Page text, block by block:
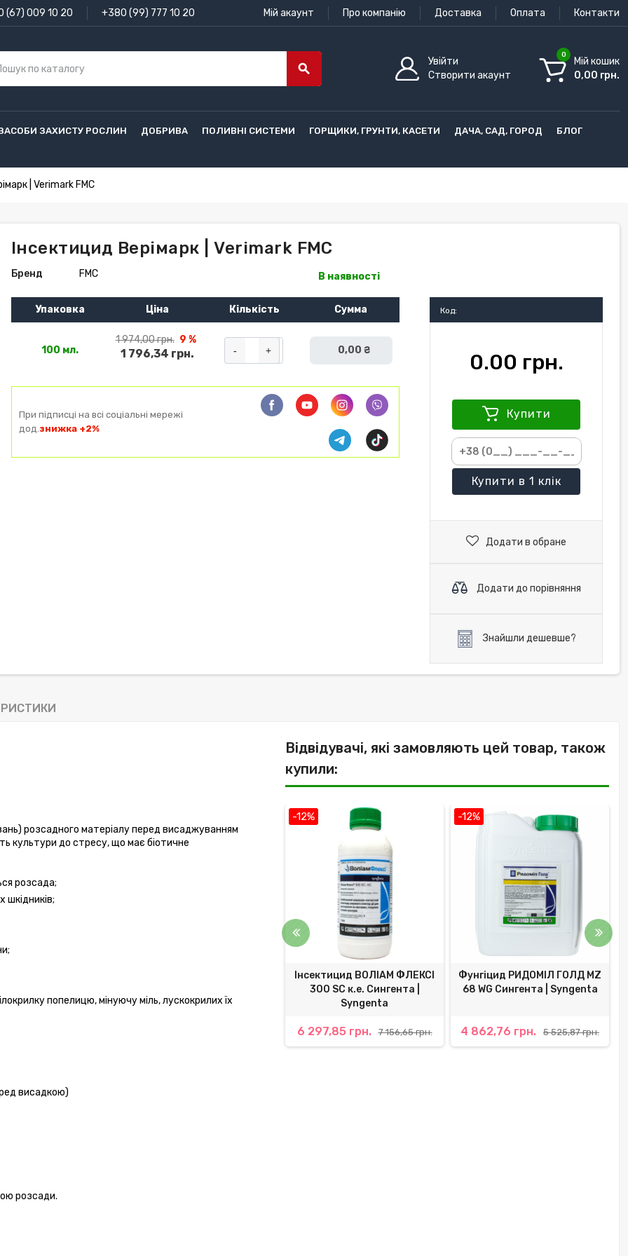
(67) 009 10 20 +380 (99) 777 10 20 Мій акаунт Про компанію Доставка Оплата Контакти
search
Увійти
Створити акаунт
0
Мій кошик
0,00 грн.
ЗАХИСТУ РОСЛИН ДОБРИВА ПОЛИВНІ СИСТЕМИ ГОРЩИКИ, ГРУНТИ, КАСЕТИ ДАЧА, САД, ГОРОД БЛОГ
| Verimark FMC
Інсектицид Верімарк | Verimark FMC
Бренд FMC В наявності
Упаковка Ціна Кількість Сумма
100 мл.
1 974,00 грн. 9 %
1 796,34 грн. + 0,00 ₴
При підписці на всі соціальні мережі
дод.знижка +2%
Код:
0.00 грн.
Купити
Купити в 1 клік
Додати в обране
Додати до порівняння
Знайшли дешевше?
розсадного матеріалу перед висаджуванням
культури до стресу, що має біотичне
розсада;
попелицю, мінуючу міль, лускокрилих їх
висадкою)
розсади.
Відвідувачі, які замовляють цей товар, також
купили:
-12%
Інсектицид ВОЛІАМ ФЛЕКСІ
300 SC к.е. Сингента |
Syngenta
6 297,85 грн. 7 156,65 грн.
-12%
Фунгіцид РИДОМІЛ ГОЛД МZ
68 WG Сингента | Syngenta
4 862,76 грн. 5 525,87 грн.